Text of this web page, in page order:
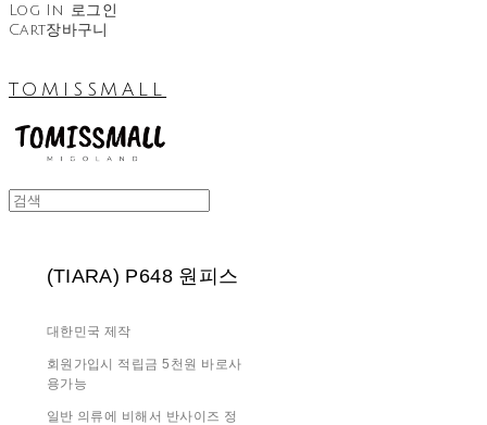
Log In 로그인
Cart장바구니
TOMISSMALL
(TIARA) P648 원피스
대한민국 제작
회원가입시 적립금 5천원 바로사
용가능
일반 의류에 비해서 반사이즈 정